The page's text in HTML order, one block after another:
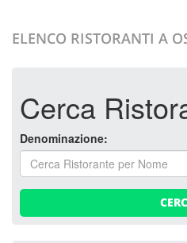
ELENCO RISTORANTI A
Cerca
Denominazione: